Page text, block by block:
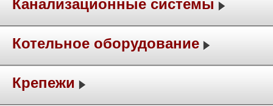
Канализационные системы
Котельное оборудование
Крепежи